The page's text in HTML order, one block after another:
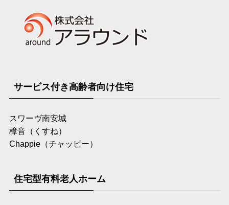
サービス付き高齢者向け住宅
スワーヴ南安城
樟音（くすね）
Chappie（チャッピー）
住宅型有料老人ホーム